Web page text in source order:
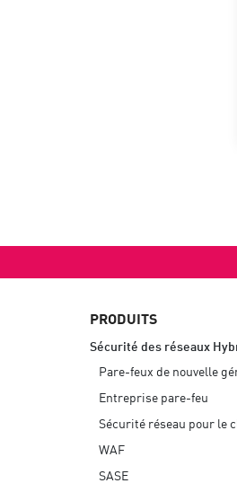
PRODUITS
Sécurité des réseaux
Pare-feux de nouvelle
Entreprise pare-feu
Sécurité réseau pour le
WAF
SASE